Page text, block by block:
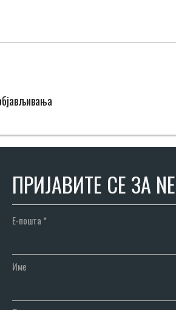
ПРИЈАВИТЕ СЕ ЗА
Е-пошта *
Име